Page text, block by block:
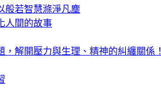
般若智慧滌淨凡塵
人間的故事
解開壓力與生理、精神的糾纏關係！